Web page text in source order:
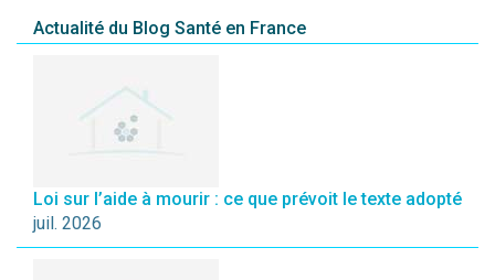
Actualité du Blog Santé en France
Loi sur l’aide à mourir : ce que prévoit le texte adopté
juil. 2026